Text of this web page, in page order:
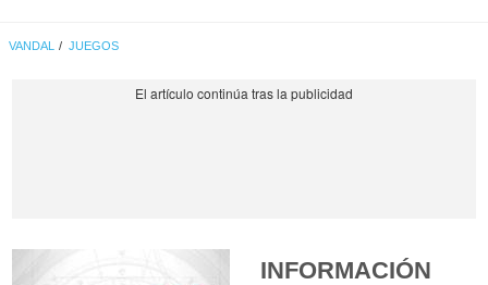
VANDAL JUEGOS
INFORMACIÓN